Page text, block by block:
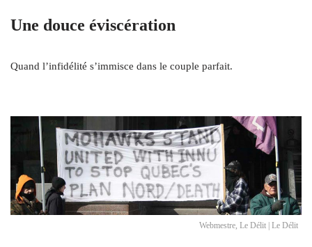
Une douce éviscération
Quand l’infidélité s’immisce dans le couple parfait.
Webmestre, Le Délit | Le Délit